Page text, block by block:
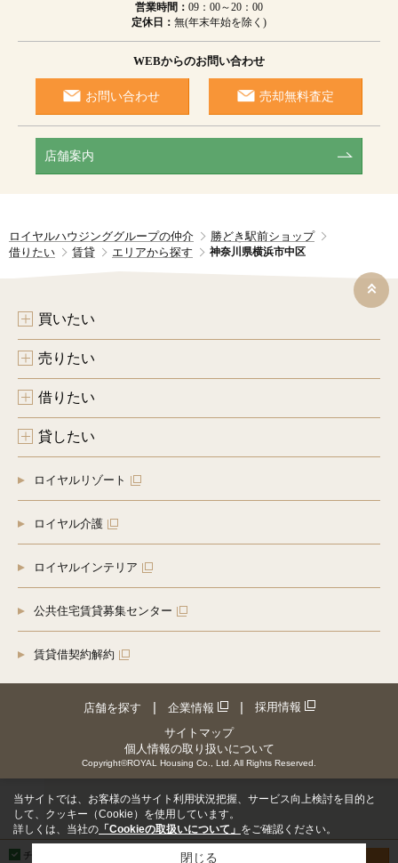
チェックした物件を
営業時間： 09：00～20：00
定休日： 無(年末年始を除く)
WEBからのお問い合わせ
お問い合わせ 売却無料査定
店舗案内
ロイヤルハウジンググループの仲介
勝どき駅前ショップ
借りたい
賃貸 エリアから探す 神奈川県横浜市中区
買いたい
売りたい
借りたい
貸したい
ロイヤルリゾート
ロイヤル介護
ロイヤルインテリア
公共住宅賃貸募集センター
賃貸借契約解約
店舗を探す 企業情報
採用情報
サイトマップ
個人情報の取り扱いについて
Copyright©ROYAL Housing Co., Ltd. All Rights Reserved.
当サイトでは、お客様の当サイト利用状況把握、サービス向上検討を目的と
して、クッキー（Cookie）を使用しています。
詳しくは、当社の 「Cookieの取扱いについて」 をご確認ください。
閉じる